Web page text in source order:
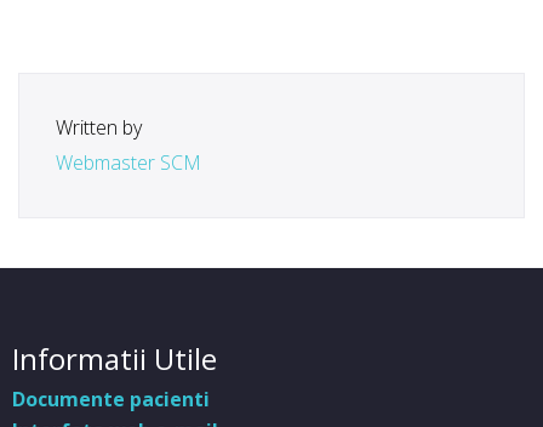
Written by
Webmaster SCM
Informatii Utile
Documente pacienti